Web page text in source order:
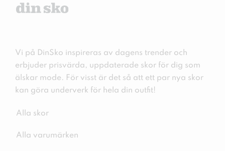
Vi på DinSko inspireras av dagens trender och
erbjuder prisvärda, uppdaterade skor för dig som
älskar mode. För visst är det så att ett par nya skor
kan göra underverk för hela din outfit!
Alla skor
Alla varumärken